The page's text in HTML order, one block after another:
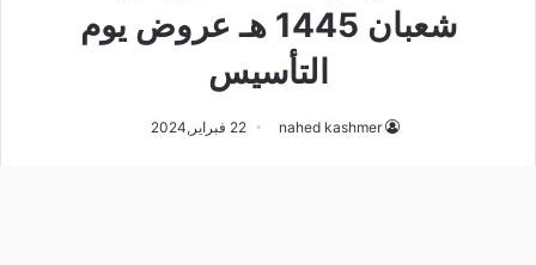
شعبان 1445 هـ عروض يوم
التأسيس
nahed kashmer 22 فبراير,2024